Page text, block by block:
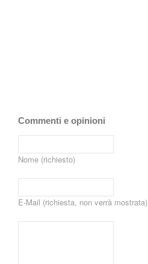
Commenti e opinioni
Nome (richiesto)
E-Mail (richiesta, non verrà mostrata)